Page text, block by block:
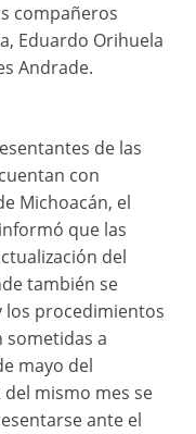
compañeros
Eduardo Orihuela
Andrade.
de las
con
Michoacán, el
que las
del
también se
los procedimientos
sometidas a
mayo del
mismo mes se
ante el